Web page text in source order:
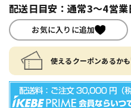
配送日目安：通常3～4営
お気に入りに追加
使えるクーポンあるか